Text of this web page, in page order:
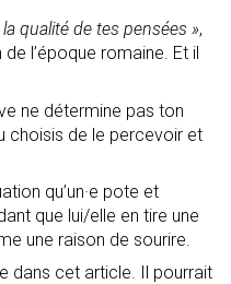
qualité de tes pensées »,
l’époque romaine. Et il
ne détermine pas ton
choisis de le percevoir et
qu’un·e pote et
que lui/elle en tire une
une raison de sourire.
dans cet article. Il pourrait